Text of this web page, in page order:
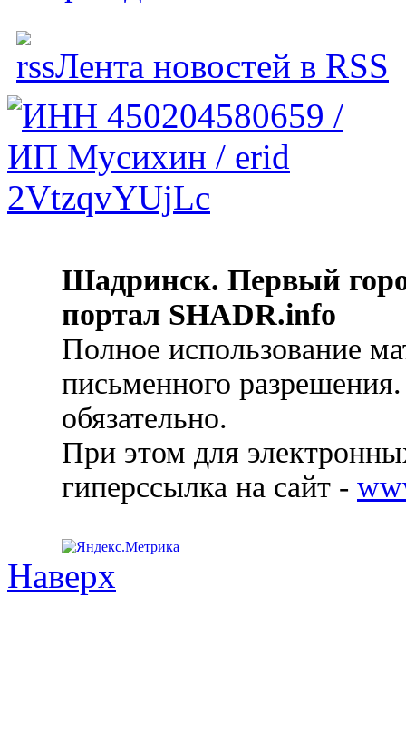
Лента новостей в RSS
Шадринск. Первый
портал SHADR.info
Полное использование
письменного
обязательно.
При этом для
гиперссылка на сайт -
Наверх